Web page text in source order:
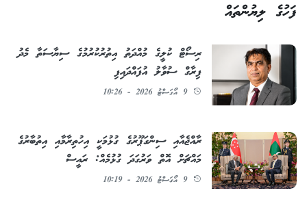
ފަހުގެ ލިޔުންތައް
ރިސޯޓް ކުލީގެ މުއްދަތު އިތުރުކުރުމުގެ ސިޔާސަތާ މެދު
ފިރާގް ސުވާލު އުފައްދައިފި
9 އޯގަސްޓު 2026 - 10:26
ރާއްޖެއާއި ސިންގަޕޫރުގެ ގުޅުމަކީ އިހުތިރާމާއި އިތުބާރުގެ
މައްޗަށް އޮތް ވަރުގަދަ ގުޅުމެއް: ރައީސް
9 އޯގަސްޓު 2026 - 10:19